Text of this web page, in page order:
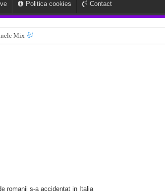
Politica cookies Contact
Mix
romanii s-a accidentat in Italia